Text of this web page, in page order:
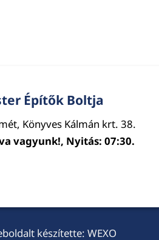
Építők Boltja
Könyves Kálmán krt. 38.
vagyunk!, Nyitás: 07:30.
készítette: WEXO